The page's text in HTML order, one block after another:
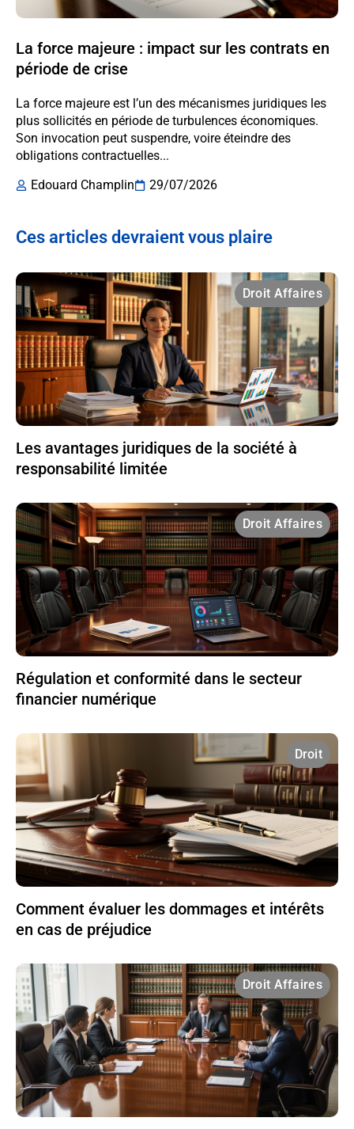
La force majeure : impact sur les contrats en
période de crise
La force majeure est l’un des mécanismes juridiques les
plus sollicités en période de turbulences économiques.
Son invocation peut suspendre, voire éteindre des
obligations contractuelles...
Edouard Champlin
29/07/2026
Ces articles devraient vous plaire
Droit Affaires
Les avantages juridiques de la société à
responsabilité limitée
Droit Affaires
Régulation et conformité dans le secteur
financier numérique
Droit
Comment évaluer les dommages et intérêts
en cas de préjudice
Droit Affaires